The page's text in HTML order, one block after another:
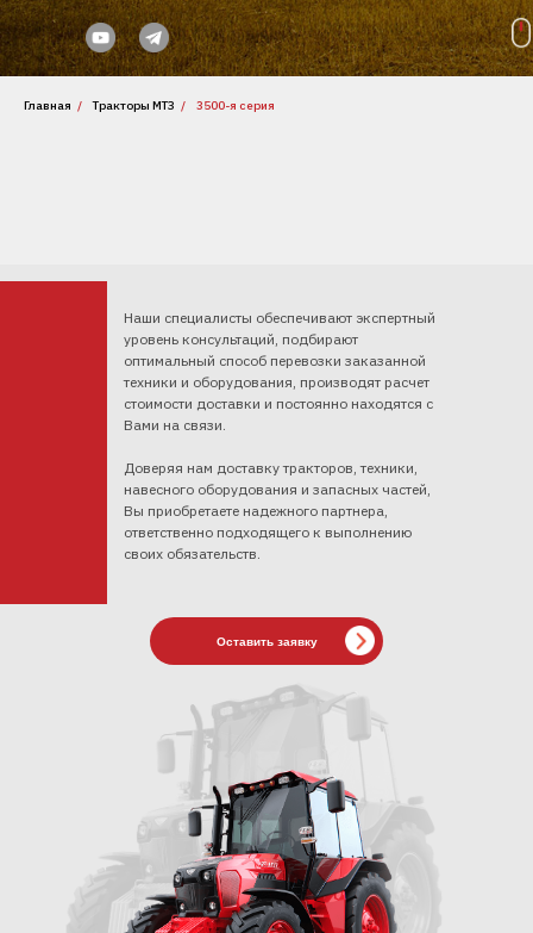
Главная / Тракторы МТЗ / 3500-я серия
Наши специалисты обеспечивают экспертный
уровень консультаций, подбирают
оптимальный способ перевозки заказанной
техники и оборудования, производят расчет
стоимости доставки и постоянно находятся с
Вами на связи.
Доверяя нам доставку тракторов, техники,
навесного оборудования и запасных частей,
Вы приобретаете надежного партнера,
ответственно подходящего к выполнению
своих обязательств.
Оставить заявку